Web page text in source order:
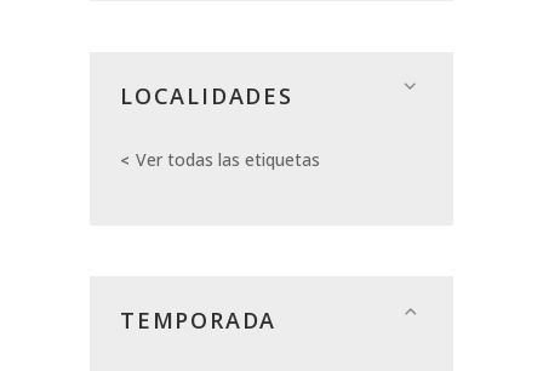
LOCALIDADES
Ver todas las etiquetas
TEMPORADA